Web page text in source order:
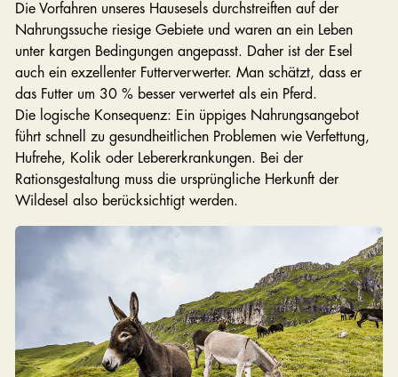
Die Vorfahren unseres Hausesels durchstreiften auf der
Nahrungssuche riesige Gebiete und waren an ein Leben
unter kargen Bedingungen angepasst. Daher ist der Esel
auch ein exzellenter Futterverwerter. Man schätzt, dass er
das Futter um 30 % besser verwertet als ein Pferd.
Die logische Konsequenz: Ein üppiges Nahrungsangebot
führt schnell zu gesundheitlichen Problemen wie Verfettung,
Hufrehe, Kolik oder Lebererkrankungen. Bei der
Rationsgestaltung muss die ursprüngliche Herkunft der
Wildesel also berücksichtigt werden.